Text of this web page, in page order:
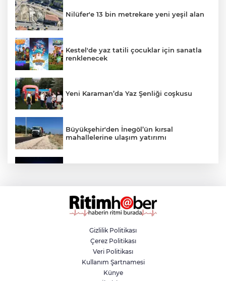
Nilüfer'e 13 bin metrekare yeni yeşil alan
Kestel'de yaz tatili çocuklar için sanatla
renklenecek
Yeni Karaman’da Yaz Şenliği coşkusu
Büyükşehir'den İnegöl’ün kırsal
mahallelerine ulaşım yatırımı
Aslı Hünel’den Bursa Festivali’nde
unutulmaz gece
Osmangazi Belediyesi istihdama köprü
olmayı sürdürüyor
Gizlilik Politikası
Çerez Politikası
Veri Politikası
Kullanım Şartnamesi
Künye